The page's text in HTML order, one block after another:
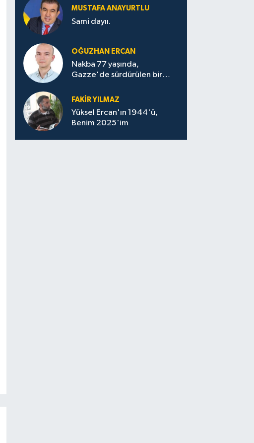
MUSTAFA ANAYURTLU
Sami dayıı.
OĞUZHAN ERCAN
Nakba 77 yaşında,
Gazze'de sürdürülen bir
FAKİR YILMAZ
Yüksel Ercan'ın 1944'ü,
Benim 2025'im